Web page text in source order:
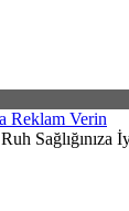
Ruh Sağlığınıza